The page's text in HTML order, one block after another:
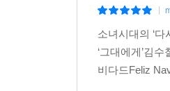
건설된 철도 사업
자원을 채굴한 광
조직하여 노조 인
조장해 노조를 무
소녀시대의 ‘다
‘그대에게’김수
비다드Feliz